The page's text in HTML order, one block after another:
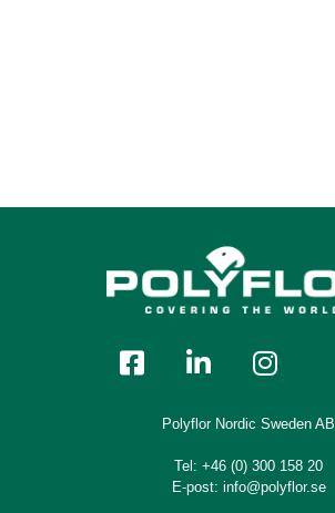
G 820 Pearl
G 804 Metal
G 805 Eiffel
Polyflor Nordic Sweden AB
Tel: +46 (0) 300 158 20
E-post: info@polyflor.se